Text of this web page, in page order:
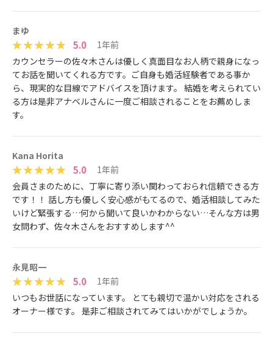
まゆ
5.0
1年前
カウンセラーの佐々木さんは優しく真面目なお人柄で親身になっ
てお話を聞いてくれる方です。ご自身も婚活経験者である事か
ら、現実的な目線でアドバイスを頂けます。 結婚を考えられてい
る方は是非アナベルさんに一度ご相談されることをお薦めしま
す。
Kana Horita
5.0
1年前
会員さまのために、丁寧に寄り添い関わっておられ信頼できる方
です！！ 話し方も優しく安心感がもてるので、婚活相談してみた
いけど緊張する…何から聞いて良いかわからない…そんな方は男
女問わず、佐々木さんをおすすめします^^
永見昭一
5.0
1年前
いつもお世話になっています。 とても親切で温かい対応をされる
オーナー様です。 是非ご相談されてみてはいかがでしょうか。